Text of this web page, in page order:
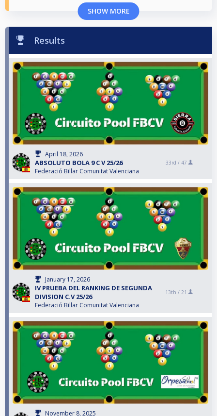
SHOW MORE
Results
April 18, 2026
ABSOLUTO BOLA 9 C V 25/26
Federació Billar Comunitat Valenciana
33rd / 47
January 17, 2026
IV PRUEBA DEL RANKING DE SEGUNDA
DIVISION C.V 25/26
Federació Billar Comunitat Valenciana
13th / 21
November 8, 2025